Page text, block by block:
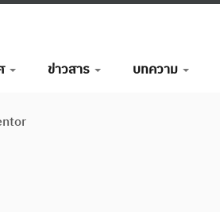
ข่าวสาร บทความ